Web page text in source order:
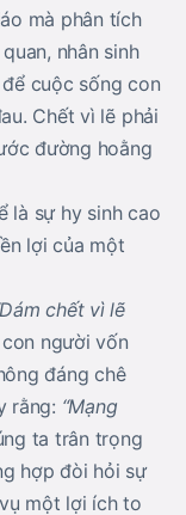
mà phân tích
nhân sinh
cuộc sống con
Chết vì lẽ phải
đường hoằng
là sự hy sinh cao
lợi của một
chết vì lẽ
người vốn
đáng chê
rằng: “Mạng
ta trân trọng
hợp đòi hỏi sự
một lợi ích to